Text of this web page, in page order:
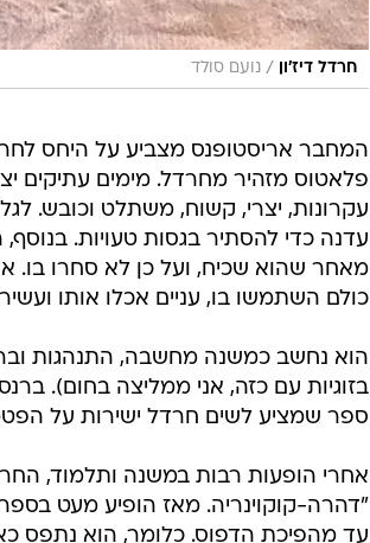
חרדל דיז'ון / נועם סולד
המחבר אריסטופנס מצביע על היחס
פלאטוס מזהיר מחרדל. מימים עתיקים
עקרונות, יצרי, קשוח, משתלט וכובש.
עדנה כדי להסתיר בגסות טעויות.
מאחר שהוא שכיח, ועל כן לא סחרו בו.
כולם השתמשו בו, עניים אכלו אותו
הוא נחשב כמשנה מחשבה, התנהגות
בזוגיות עם כזה, אני ממליצה בחום).
ספר שמציע לשים חרדל ישירות על
"דהרה-קוקוינריה. מאז הופיע מעט
עד מהפיכת הדפוס. כלומר, הוא נתפס